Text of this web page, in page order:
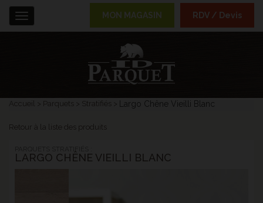
Accueil Parquets Stratifiés Largo Chêne Vieilli Blanc
Retour à la liste des produits
LARGO CHÊNE VIEILLI BLANC
Menu MON MAGASIN RDV / Devis